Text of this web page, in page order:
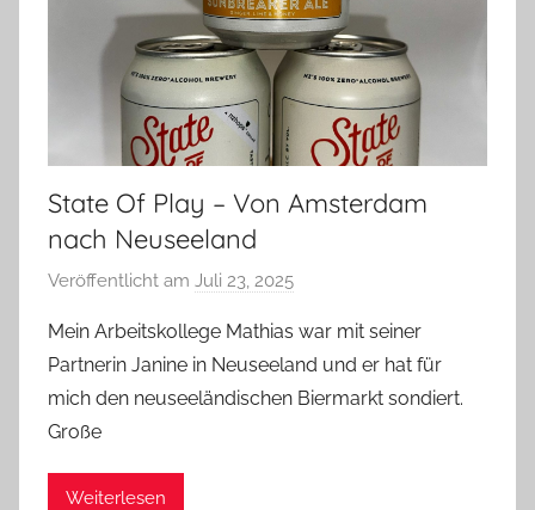
State Of Play – Von Amsterdam
nach Neuseeland
Veröffentlicht am Juli 23, 2025
n
b
Mein Arbeitskollege Mathias war mit seiner
Partnerin Janine in Neuseeland und er hat für
mich den neuseeländischen Biermarkt sondiert.
Große
Weiterlesen